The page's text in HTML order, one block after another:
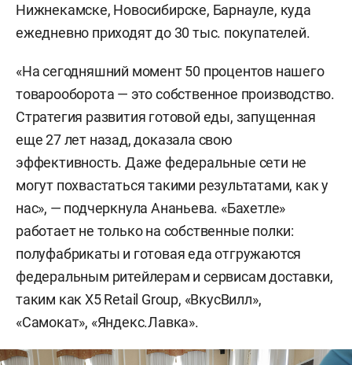
Нижнекамске, Новосибирске, Барнауле, куда
ежедневно приходят до 30 тыс. покупателей.
«На сегодняшний момент 50 процентов нашего
товарооборота — это собственное производство.
Стратегия развития готовой еды, запущенная
еще 27 лет назад, доказала свою
эффективность. Даже федеральные сети не
могут похвастаться такими результатами, как у
нас», — подчеркнула Ананьева. «Бахетле»
работает не только на собственные полки:
полуфабрикаты и готовая еда отгружаются
федеральным ритейлерам и сервисам доставки,
таким как X5 Retail Group, «ВкусВилл»,
«Самокат», «Яндекс.Лавка».